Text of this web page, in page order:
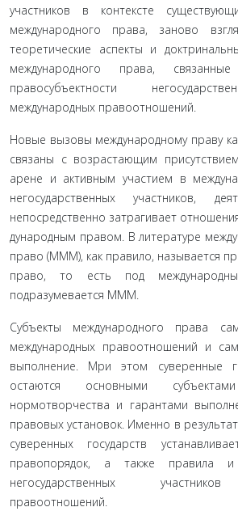
участников в контексте
международного права, заново
теоретические аспекты и
международного права,
правосубъектности
международных правоотношений.
Новые вызовы международному праву
связаны с возрастающим
арене и активным участием в
негосударственных участников,
непосредственно затрагивает
дународным правом. В литературе
право (МММ), как правило, называется
право, то есть под
подразуме­вается МММ.
Субъекты международного права
международных правоотношений и
вы­полнение. Мри этом суверенные
остаются основными
нормотворчества и гарантами
правовых установок. Именно в
суверенных госу­дарств
правопорядок, а так­же правила
негосударственных
правоотношений.